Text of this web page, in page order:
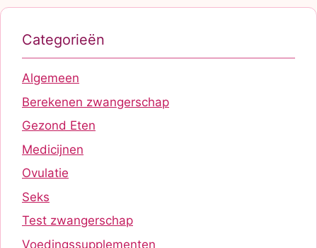
Categorieën
Algemeen
Berekenen zwangerschap
Gezond Eten
Medicijnen
Ovulatie
Seks
Test zwangerschap
Voedingssupplementen